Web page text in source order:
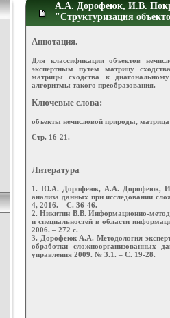
А.А. Дорофеюк, И.В.
"Структуризация
Аннотация.
Для классификации объектов
экспертным путем матрицу
матрицы сходства к
алгоритмы такого преобразования.
Ключевые слова:
объекты нечисловой природы,
Стр. 16-21.
Литература
1. Ю.А. Дорофеюк, А.А. Дорофеюк,
анализа данных при исследовании
4, 2016. – С. 36-46.
2. Никитин В.В. Информационно-
и специальностей в области
2006. – 272 с.
3. Дорофеюк А.А. Методология
обработки сложноорганизованных
управления 2009. № 3.1. – С. 19-28.